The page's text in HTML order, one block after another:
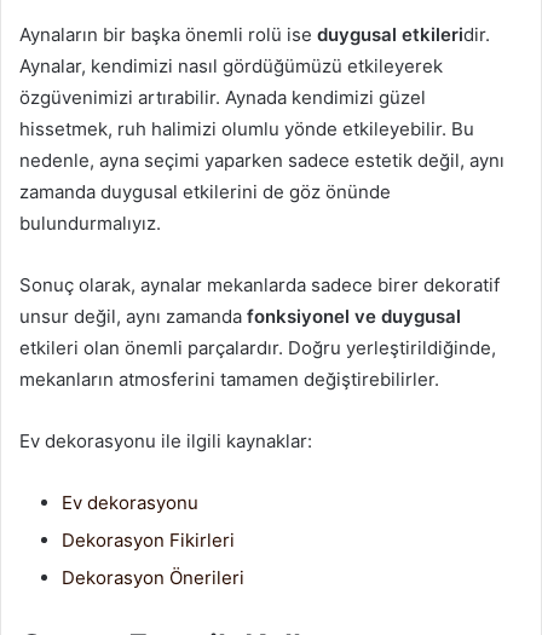
Aynaların bir başka önemli rolü ise duygusal etkileridir.
Aynalar, kendimizi nasıl gördüğümüzü etkileyerek
özgüvenimizi artırabilir. Aynada kendimizi güzel
hissetmek, ruh halimizi olumlu yönde etkileyebilir. Bu
nedenle, ayna seçimi yaparken sadece estetik değil, aynı
zamanda duygusal etkilerini de göz önünde
bulundurmalıyız.
Sonuç olarak, aynalar mekanlarda sadece birer dekoratif
unsur değil, aynı zamanda fonksiyonel ve duygusal
etkileri olan önemli parçalardır. Doğru yerleştirildiğinde,
mekanların atmosferini tamamen değiştirebilirler.
Ev dekorasyonu ile ilgili kaynaklar:
Ev dekorasyonu
Dekorasyon Fikirleri
Dekorasyon Önerileri